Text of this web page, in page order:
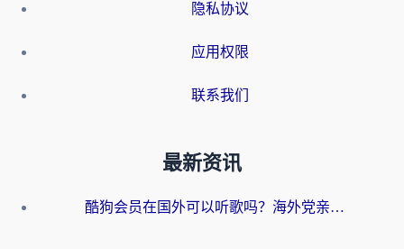
隐私协议
应用权限
联系我们
最新资讯
酷狗会员在国外可以听歌吗？海外党亲测有效：3步解决音乐权限难题